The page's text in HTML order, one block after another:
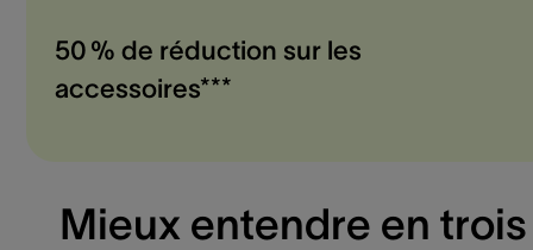
50 % de réduction sur les
accessoires***
Mieux entendre en trois